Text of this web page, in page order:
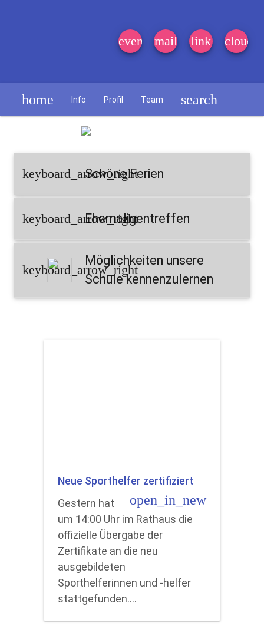
event_note
mail link cloud
home Info Profil Team search
keyboard_arrow_right
Schöne Ferien
keyboard_arrow_rightEhemaligentreffen
keyboard_arrow_right
Möglichkeiten unsere
Schule kennenzulernen
Neue Sporthelfer zertifiziert
open_in_new
Gestern hat
um 14:00 Uhr im Rathaus die
offizielle Übergabe der
Zertifikate an die neu
ausgebildeten
Sporthelferinnen und -helfer
stattgefunden.…